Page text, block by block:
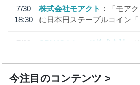
7/30
18:30
株式会社モアクト
「モア
に日本円ステーブルコイン
7/29
SBI VCトレード株式会社
今注目のコンテンツ